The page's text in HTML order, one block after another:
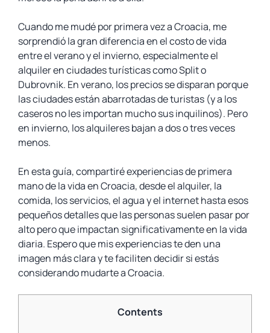
Cuando me mudé por primera vez a Croacia, me
sorprendió la gran diferencia en el costo de vida
entre el verano y el invierno, especialmente el
alquiler en ciudades turísticas como Split o
Dubrovnik. En verano, los precios se disparan porque
las ciudades están abarrotadas de turistas (y a los
caseros no les importan mucho sus inquilinos). Pero
en invierno, los alquileres bajan a dos o tres veces
menos.
En esta guía, compartiré experiencias de primera
mano de la vida en Croacia, desde el alquiler, la
comida, los servicios, el agua y el internet hasta esos
pequeños detalles que las personas suelen pasar por
alto pero que impactan significativamente en la vida
diaria. Espero que mis experiencias te den una
imagen más clara y te faciliten decidir si estás
considerando mudarte a Croacia.
Contents